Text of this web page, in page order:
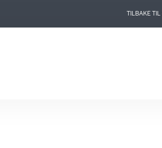
TILBAKE TIL